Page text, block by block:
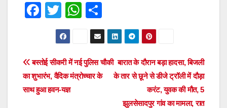
F
e
b
o
T
wi
tt
er
W
h
at
s
A
h
ar
e
Post
navigation
बारात के दौरान बड़ा हादसा, बिजली
के तार से छूने से डीजे ट्रॉली में दौड़ा
करंट, युवक की मौत, 5
झुलसेसादपुर गांव का मामला, रात
बस्तोई सीकरी में नई पुलिस चौकी
का शुभारंभ, वैदिक मंत्रोच्चार के
साथ हुआ हवन-यज्ञ